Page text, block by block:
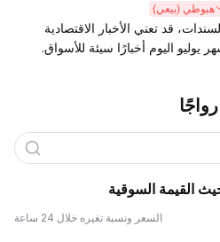
هبوطي (بيعي)
قد تعني الأخبار الاقتصادية
يوليو اليوم أخبارًا سيئة للأسواق.
القيمة السوقية
السعر ونسبة تغيره خلال 24 ساعة